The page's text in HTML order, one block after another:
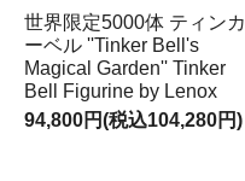
世界限定5000体 ティンカ
ーベル ''Tinker Bell's
Magical Garden'' Tinker
Bell Figurine by Lenox
94,800円(税込104,280円)